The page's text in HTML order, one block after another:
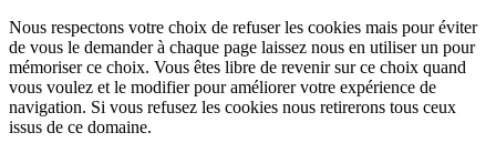
Nous respectons votre choix de refuser les cookies mais pour éviter
de vous le demander à chaque page laissez nous en utiliser un pour
mémoriser ce choix. Vous êtes libre de revenir sur ce choix quand
vous voulez et le modifier pour améliorer votre expérience de
navigation. Si vous refusez les cookies nous retirerons tous ceux
issus de ce domaine.